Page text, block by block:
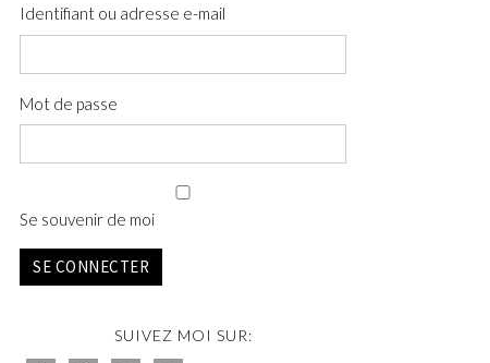
Identifiant ou adresse e-mail
Mot de passe
Se souvenir de moi
SE CONNECTER
SUIVEZ MOI SUR: